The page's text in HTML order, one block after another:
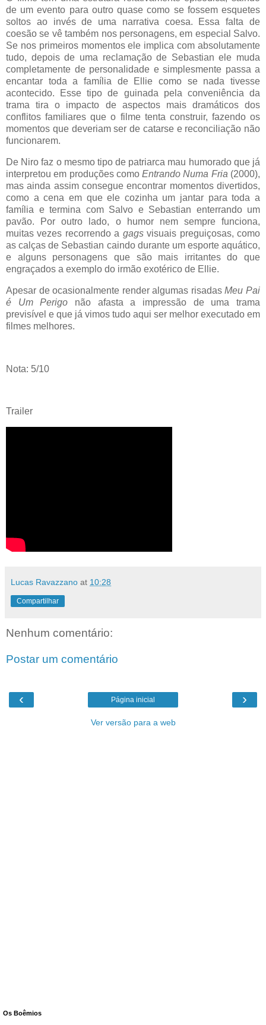
de um evento para outro quase como se fossem esquetes
soltos ao invés de uma narrativa coesa. Essa falta de
coesão se vê também nos personagens, em especial Salvo.
Se nos primeiros momentos ele implica com absolutamente
tudo, depois de uma reclamação de Sebastian ele muda
completamente de personalidade e simplesmente passa a
encantar toda a família de Ellie como se nada tivesse
acontecido. Esse tipo de guinada pela conveniência da
trama tira o impacto de aspectos mais dramáticos dos
conflitos familiares que o filme tenta construir, fazendo os
momentos que deveriam ser de catarse e reconciliação não
funcionarem.
De Niro faz o mesmo tipo de patriarca mau humorado que já
interpretou em produções comoEntrando Numa Fria (2000),
mas ainda assim consegue encontrar momentos divertidos,
como a cena em que ele cozinha um jantar para toda a
família e termina com Salvo e Sebastian enterrando um
pavão. Por outro lado, o humor nem sempre funciona,
muitas vezes recorrendo a gagsvisuais preguiçosas, como
as calças de Sebastian caindo durante um esporte aquático,
e alguns personagens que são mais irritantes do que
engraçados a exemplo do irmão exotérico de Ellie.
Apesar de ocasionalmente render algumas risadasMeu Pai
é Um Perigo não afasta a impressão de uma trama
previsível e que já vimos tudo aqui ser melhor executado em
filmes melhores.
Nota: 5/10
Trailer
Lucas Ravazzano at 10:28
Compartilhar
Nenhum comentário:
Postar um comentário
‹ ›
Página inicial
Ver versão para a web
Os Boêmios